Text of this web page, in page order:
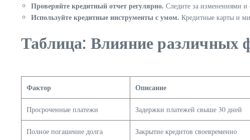
Проверяйте кредитный отчет регулярно. Следите за изменениями и
Используйте кредитные инструменты с умом. Кредитные карты и
Таблица: Влияние различных
Фактор Описание
Просроченные платежи Задержки платежей свыше 30 дней
Полное погашение долга Закрытие кредитов своевременно